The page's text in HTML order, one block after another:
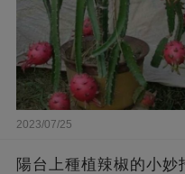
2023/07/25
陽台上種植辣椒的小